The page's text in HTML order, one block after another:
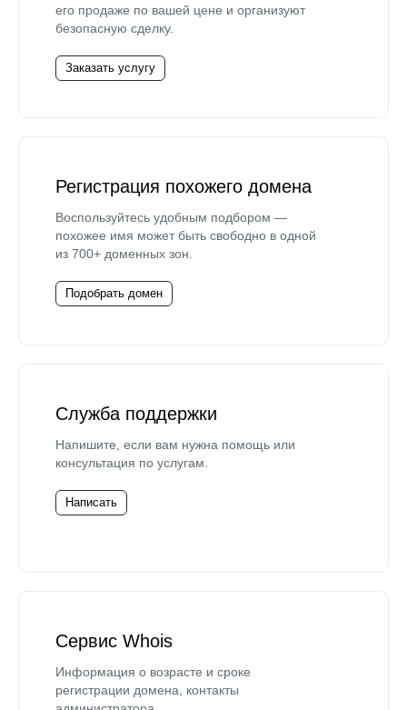
его продаже по вашей цене и организуют
безопасную сделку.
Заказать услугу
Регистрация похожего домена
Воспользуйтесь удобным подбором —
похожее имя может быть свободно в одной
из 700+ доменных зон.
Подобрать домен
Служба поддержки
Напишите, если вам нужна помощь или
консультация по услугам.
Написать
Сервис Whois
Информация о возрасте и сроке
регистрации домена, контакты